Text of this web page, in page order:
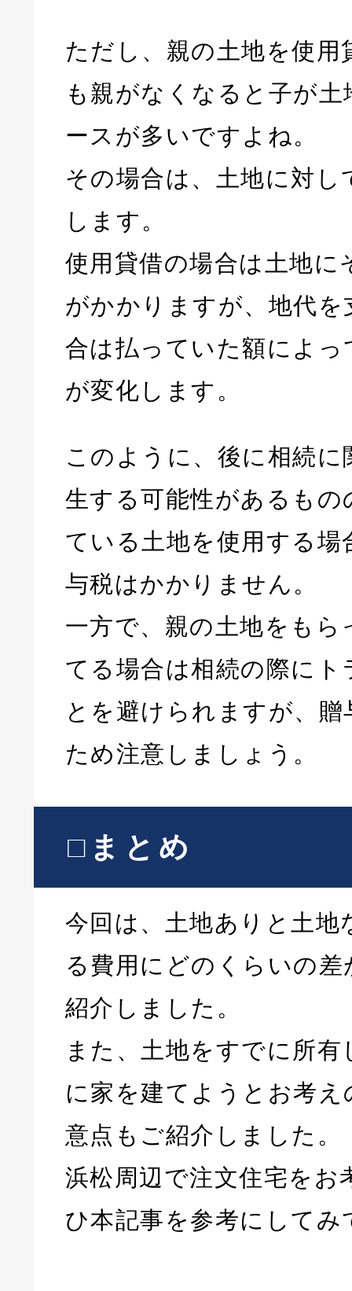
ただし、親の土地を使用
も親がなくなると子が
ースが多いですよね。
その場合は、土地に対し
します。
使用貸借の場合は土地に
がかかりますが、地代
合は払っていた額によっ
が変化します。
このように、後に相続に
生する可能性があるもの
ている土地を使用する場
与税はかかりません。
一方で、親の土地をもら
てる場合は相続の際に
とを避けられますが、
ため注意しましょう。
□まとめ
今回は、土地ありと土地
る費用にどのくらいの
紹介しました。
また、土地をすでに所
に家を建てようとお考
意点もご紹介しました。
浜松周辺で注文住宅をお
ひ本記事を参考にしてみ